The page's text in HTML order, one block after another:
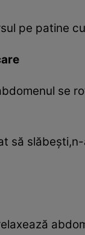
pe patine
se
să